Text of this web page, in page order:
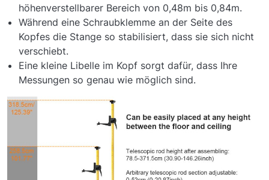
höhenverstellbarer Bereich von 0,48m bis 0,84m.
Während eine Schraubklemme an der Seite des
Kopfes die Stange so stabilisiert, dass sie sich nicht
verschiebt.
Eine kleine Libelle im Kopf sorgt dafür, dass Ihre
Messungen so genau wie möglich sind.